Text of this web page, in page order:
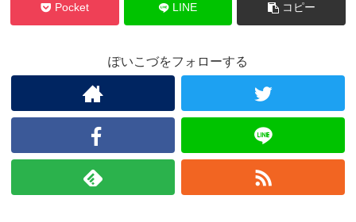
Pocket LINE コピー
ぽいこづをフォローする